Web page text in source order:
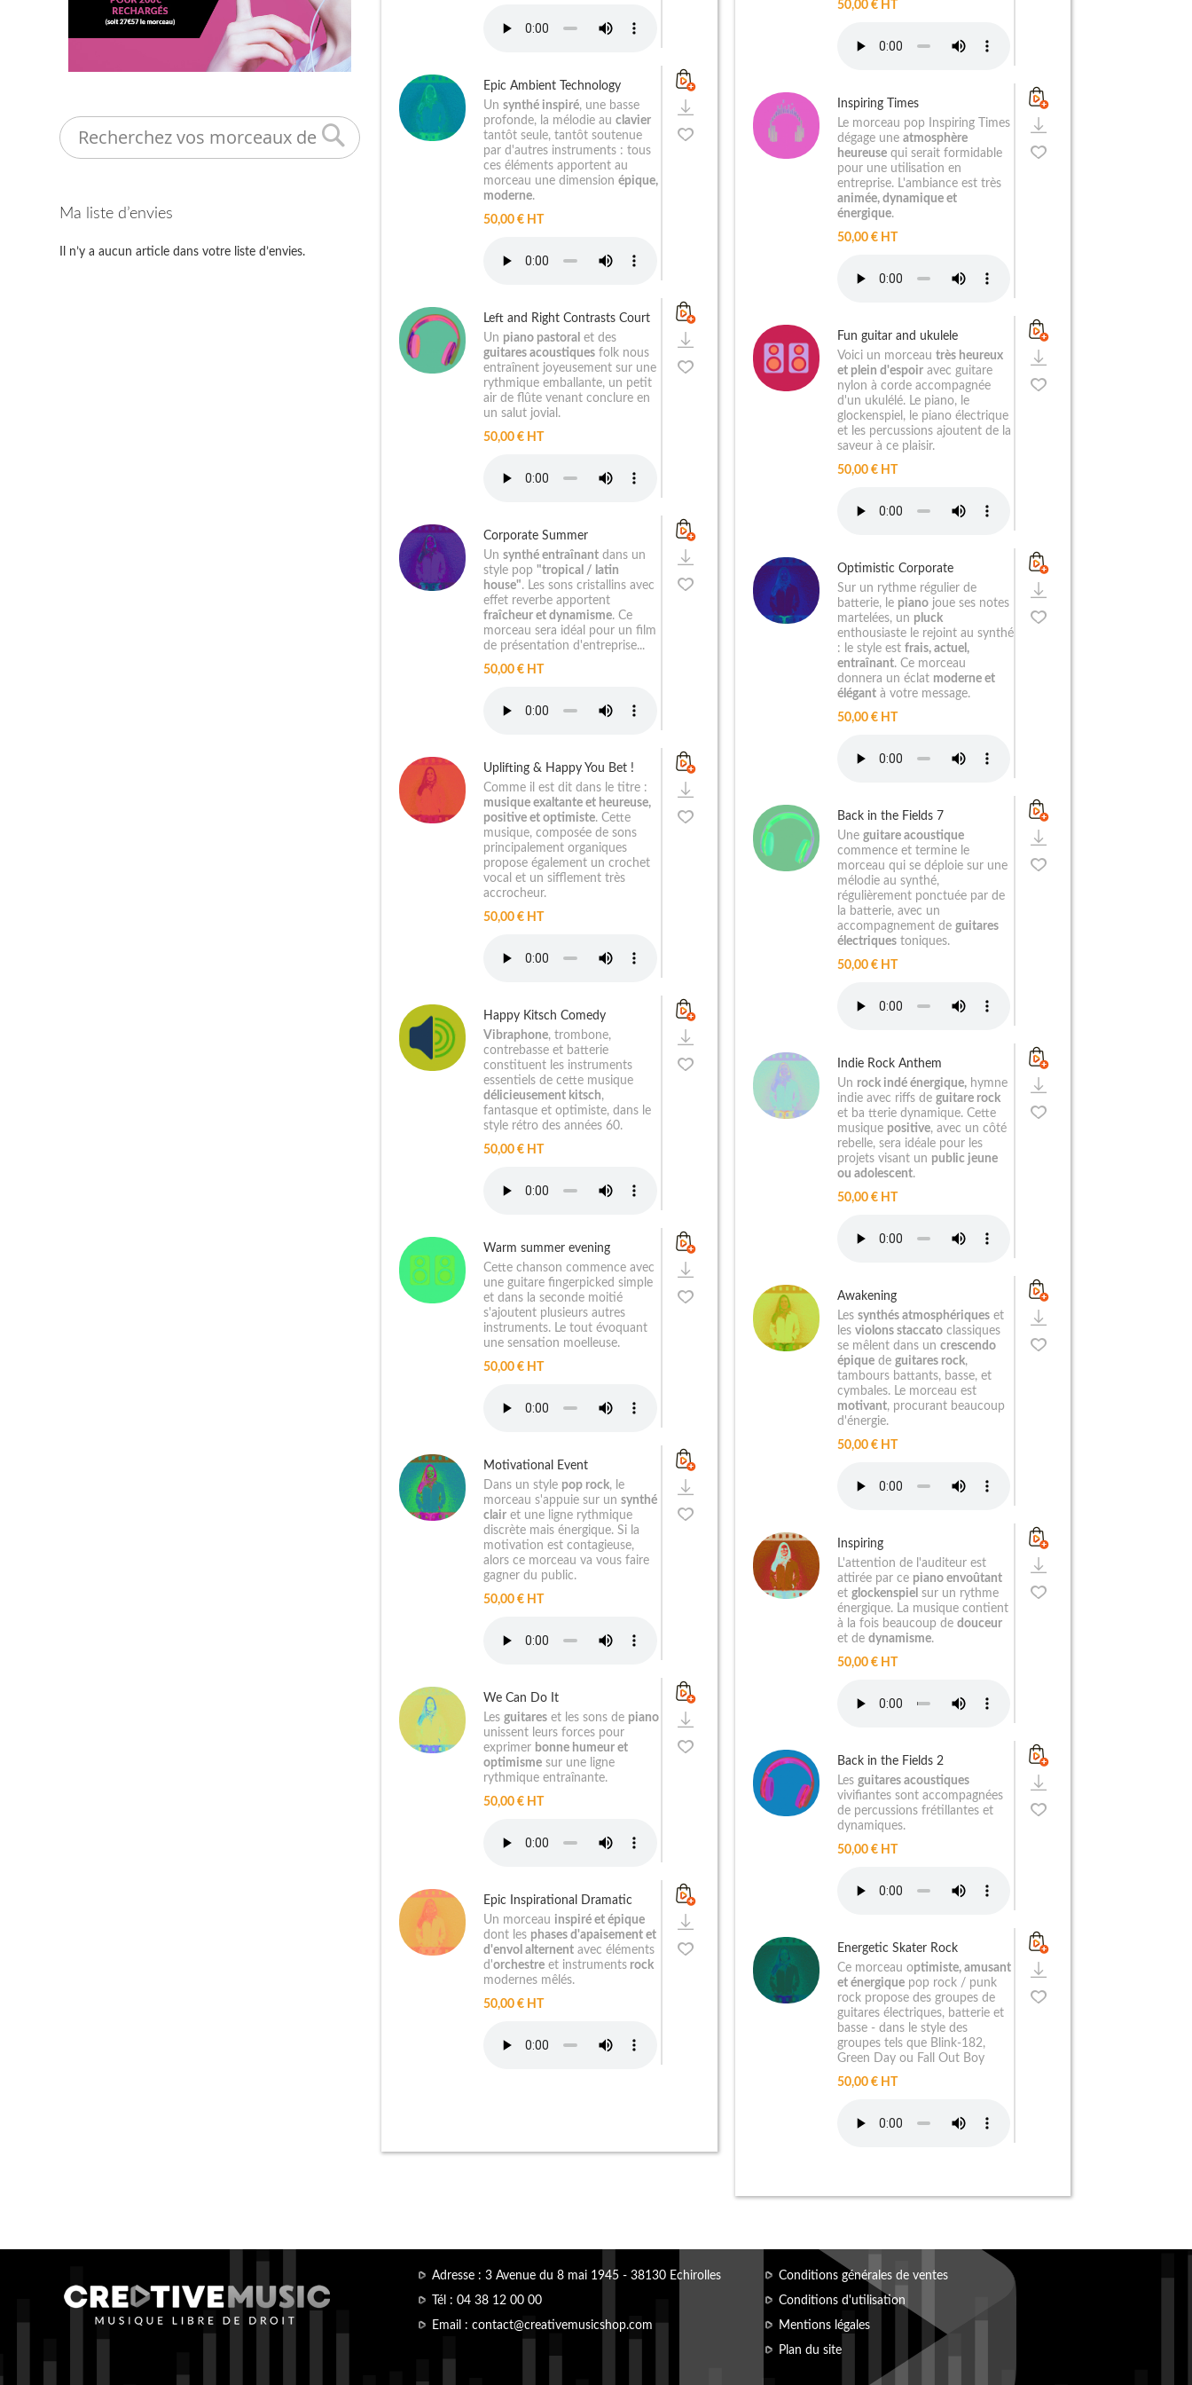
Epic Ambient Technology
Unsynthé inspiré, une basse
profonde, la mélodie auclavier
tantôt seule, tantôt soutenue
par d'autres instruments : tous
ces éléments apportent au
morceau une dimensionépique,
moderne.
50,00 € HT
Left and Right Contrasts Court
Un piano pastoral et des
guitares acoustiques folk nous
entraînent joyeusement sur une
rythmique emballante, un petit
air de flûte venant conclure en
un salut jovial.
50,00 € HT
Corporate Summer
Unsynthé entraînant dans un
style pop "tropical / latin
house". Les sons cristallins avec
effet reverbe apportent
fraîcheur et dynamisme. Ce
morceau sera idéal pour un film
de présentation d'entreprise...
50,00 € HT
Uplifting & Happy You Bet !
Comme il est dit dans le titre :
musique exaltante et heureuse,
positive et optimiste. Cette
musique, composée de sons
principalement organiques
propose également un crochet
vocal et un sifflement très
accrocheur.
50,00 € HT
Happy Kitsch Comedy
Vibraphone, trombone,
contrebasse et batterie
constituent les instruments
essentiels de cette musique
délicieusement kitsch,
fantasque et optimiste, dans le
style rétro des années 60.
50,00 € HT
Warm summer evening
Cette chanson commence avec
une guitare fingerpicked simple
et dans la seconde moitié
s'ajoutent plusieurs autres
instruments. Le tout évoquant
une sensation moelleuse.
50,00 € HT
Motivational Event
Dans un style pop rock, le
morceau s'appuie sur unsynthé
clair et une ligne rythmique
discrète mais énergique. Si la
motivation est contagieuse,
alors ce morceau va vous faire
gagner du public.
50,00 € HT
We Can Do It
Lesguitares et les sons de piano
unissent leurs forces pour
exprimer bonne humeur et
optimisme sur une ligne
rythmique entraînante.
50,00 € HT
Epic Inspirational Dramatic
Un morceau inspiré et épique
dont les phases d'apaisement et
d'envol alternent avec éléments
d'orchestre et instruments rock
modernes mêlés.
50,00 € HT
50,00 € HT
Inspiring Times
Le morceau pop Inspiring Times
dégage une atmosphère
heureusequi serait formidable
pour une utilisation en
entreprise. L'ambiance est très
animée, dynamique et
énergique.
50,00 € HT
Fun guitar and ukulele
Voici un morceau très heureux
et plein d'espoiravec guitare
nylon à corde accompagnée
d'un ukulélé. Le piano, le
glockenspiel, le piano électrique
et les percussions ajoutent de la
saveur à ce plaisir.
50,00 € HT
Optimistic Corporate
Sur un rythme régulier de
batterie, le pianojoue ses notes
martelées, un pluck
enthousiaste le rejoint au synthé
: le style est frais, actuel,
entraînant. Ce morceau
donnera un éclat moderne et
élégantà votre message.
50,00 € HT
Back in the Fields 7
Une guitare acoustique
commence et termine le
morceau qui se déploie sur une
mélodie au synthé,
régulièrement ponctuée par de
la batterie, avec un
accompagnement de guitares
électriquestoniques.
50,00 € HT
Indie Rock Anthem
Un rock indé énergique,hymne
indie avec riffs de guitare rock
et ba tterie dynamique. Cette
musique positive, avec un côté
rebelle, sera idéale pour les
projets visant un public jeune
ou adolescent.
50,00 € HT
Awakening
Les synthés atmosphériqueset
les violons staccatoclassiques
se mêlent dans un crescendo
épiquede guitares rock,
tambours battants, basse, et
cymbales. Le morceau est
motivant, procurant beaucoup
d'énergie.
50,00 € HT
Inspiring
L'attention de l'auditeur est
attirée par ce piano envoûtant
et glockenspiel sur un rythme
énergique. La musique contient
à la fois beaucoup de douceur
et de dynamisme.
50,00 € HT
Back in the Fields 2
Les guitares acoustiques
vivifiantes sont accompagnées
de percussions frétillantes et
dynamiques.
50,00 € HT
Energetic Skater Rock
Ce morceau optimiste, amusant
et énergiquepop rock / punk
rock propose des groupes de
guitares électriques, batterie et
basse - dans le style des
groupes tels que Blink-182,
Green Day ou Fall Out Boy
50,00 € HT
Search
Ma liste d’envies
Il n’y a aucun article dans votre liste d’envies.
Adresse : 3 Avenue du 8 mai 1945 - 38130 Echirolles
Tél : 04 38 12 00 00
Email : contact@creativemusicshop.com
Conditions générales de ventes
Conditions d'utilisation
Mentions légales
Plan du site